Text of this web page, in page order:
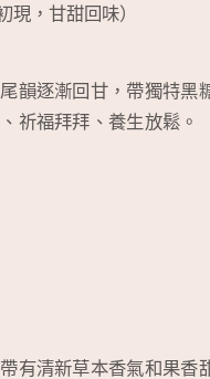
韻逐漸回甘，帶獨特黑
祈福拜拜、養生放鬆。
有清新草本香氣和果香